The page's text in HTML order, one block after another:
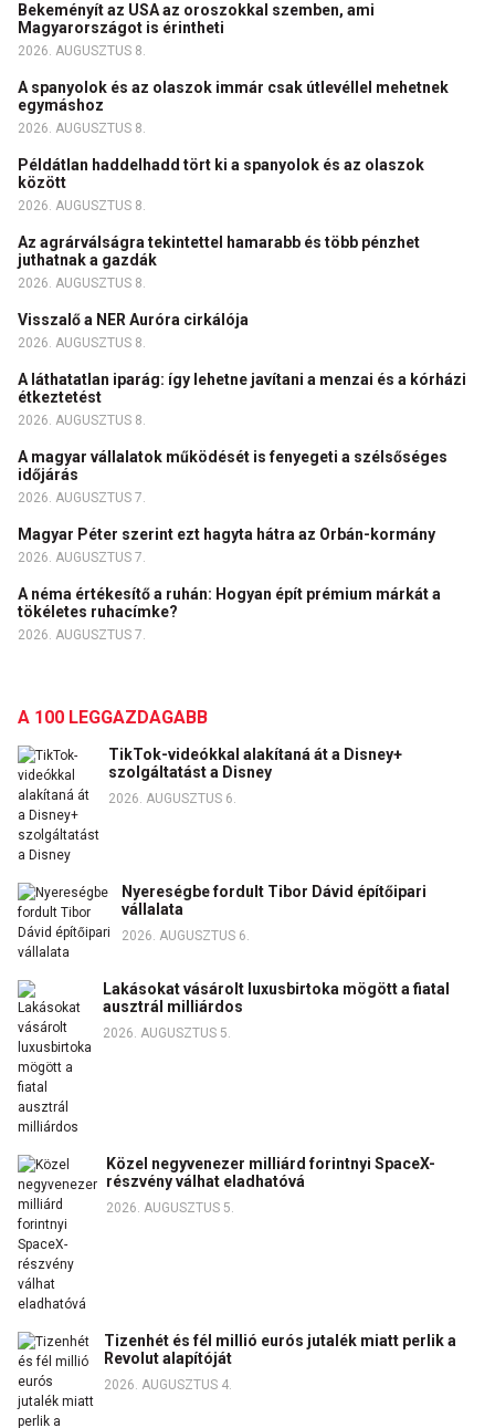
Bekeményít az USA az oroszokkal szemben, ami
Magyarországot is érintheti
2026. AUGUSZTUS 8.
A spanyolok és az olaszok immár csak útlevéllel mehetnek
egymáshoz
2026. AUGUSZTUS 8.
Példátlan haddelhadd tört ki a spanyolok és az olaszok
között
2026. AUGUSZTUS 8.
Az agrárválságra tekintettel hamarabb és több pénzhet
juthatnak a gazdák
2026. AUGUSZTUS 8.
Visszalő a NER Auróra cirkálója
2026. AUGUSZTUS 8.
A láthatatlan iparág: így lehetne javítani a menzai és a kórházi
étkeztetést
2026. AUGUSZTUS 8.
A magyar vállalatok működését is fenyegeti a szélsőséges
időjárás
2026. AUGUSZTUS 7.
Magyar Péter szerint ezt hagyta hátra az Orbán-kormány
2026. AUGUSZTUS 7.
A néma értékesítő a ruhán: Hogyan épít prémium márkát a
tökéletes ruhacímke?
2026. AUGUSZTUS 7.
A 100 LEGGAZDAGABB
TikTok-videókkal alakítaná át a Disney+
szolgáltatást a Disney
2026. AUGUSZTUS 6.
Nyereségbe fordult Tibor Dávid építőipari
vállalata
2026. AUGUSZTUS 6.
Lakásokat vásárolt luxusbirtoka mögött a fiatal
ausztrál milliárdos
2026. AUGUSZTUS 5.
Közel negyvenezer milliárd forintnyi SpaceX-
részvény válhat eladhatóvá
2026. AUGUSZTUS 5.
Tizenhét és fél millió eurós jutalék miatt perlik a
Revolut alapítóját
2026. AUGUSZTUS 4.